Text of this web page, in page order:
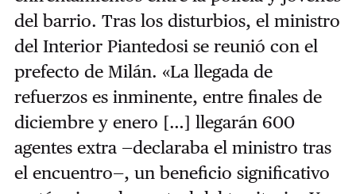
del barrio. Tras los disturbios, el ministro
del Interior Piantedosi se reunió con el
prefecto de Milán. «La llegada de
refuerzos es inminente, entre finales de
diciembre y enero […] llegarán 600
agentes extra —declaraba el ministro tras
el encuentro—, un beneficio significativo